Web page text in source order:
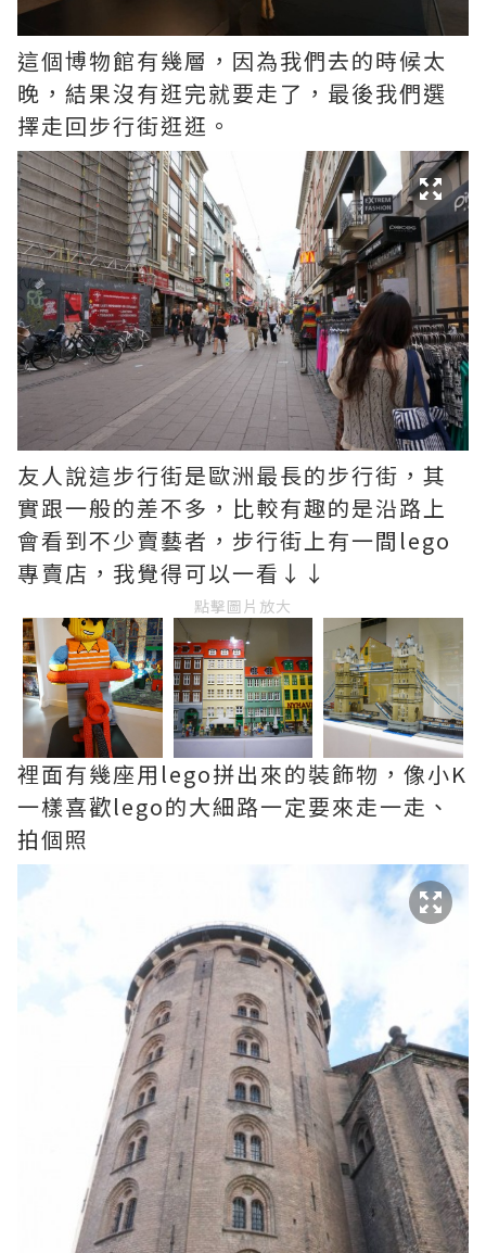
這個博物館有幾層，因為我們去的時候太
晚，結果沒有逛完就要走了，最後我們選
擇走回步行街逛逛。
友人說這步行街是歐洲最長的步行街，其
實跟一般的差不多，比較有趣的是沿路上
會看到不少賣藝者， 步行街上有一間lego
專賣店，我覺得可以一看↓↓
點擊圖片放大
裡面有幾座用lego拼出來的裝飾物，像小K
一樣喜歡lego的大細路一定要來走一走、
拍個照